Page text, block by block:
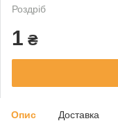
Роздріб
1 ₴
Опис Доставка